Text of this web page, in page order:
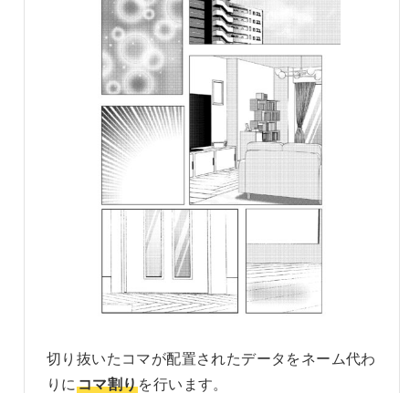
切り抜いたコマが配置されたデータをネーム代わ
りにコマ割りを行います。